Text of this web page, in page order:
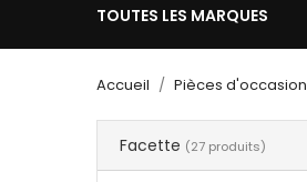
TOUTES LES MARQUES
Accueil Pièces d'occasion
Facette (27 produits)